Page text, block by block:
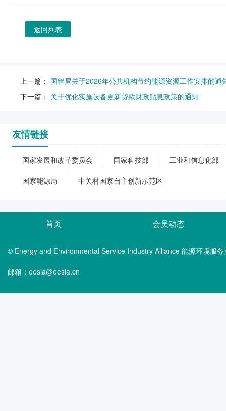
返回列表
上一篇： 国管局关于2026年公共机构节约能源资源工作安排的通
下一篇： 关于优化实施设备更新贷款财政贴息政策的通知
友情链接
国家发展和改革委员会 国家科技部 工业和信息化部
国家能源局 中关村国家自主创新示范区
首页 会员动态
© Energy and Environmental Service Industry Alliance 能源环境服
邮箱：eesia@eesia.cn